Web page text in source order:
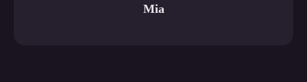
Mia